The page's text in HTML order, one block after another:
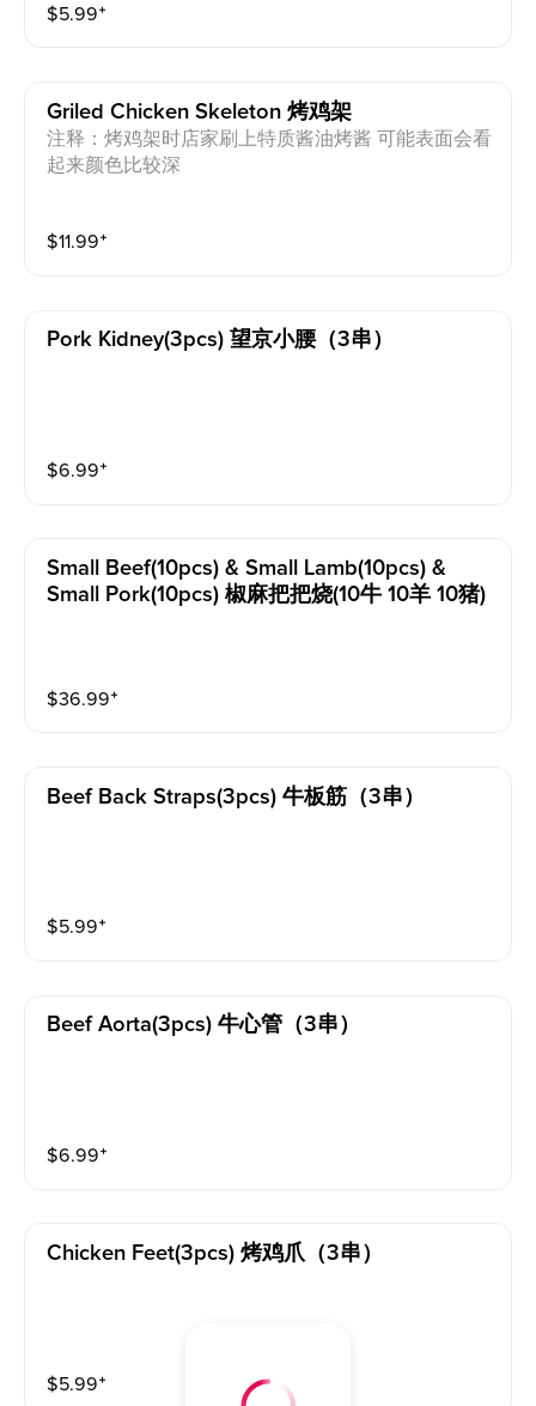
$5.99⁺
Griled Chicken Skeleton 烤鸡架
注释：烤鸡架时店家刷上特质酱油烤酱 可能表面会看
起来颜色比较深
$11.99⁺
Pork Kidney(3pcs) 望京小腰（3串）
$6.99⁺
Small Beef(10pcs) & Small Lamb(10pcs) &
Small Pork(10pcs) 椒麻把把烧(10牛 10羊 10猪)
$36.99⁺
Beef Back Straps(3pcs) 牛板筋（3串）
$5.99⁺
Beef Aorta(3pcs) 牛心管（3串）
$6.99⁺
Chicken Feet(3pcs) 烤鸡爪（3串）
$5.99⁺